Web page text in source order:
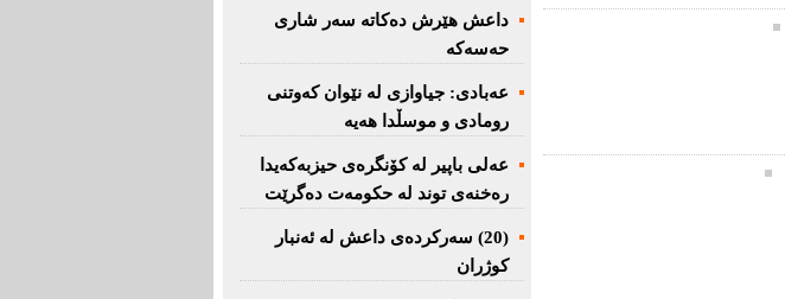
داعش هێرش دەکاتە سەر شاری
حەسەکە
عه‌بادی: جیاوازی له‌ نێوان کەوتنی
رومادی و موسڵدا هه‌یه‌
عەلی باپیر لە کۆنگرەی حیزبەکەیدا
رەخنەی توند لە حکومەت دەگرێت
(20) سه‌ركرده‌ی داعش لە ئەنبار
کوژران